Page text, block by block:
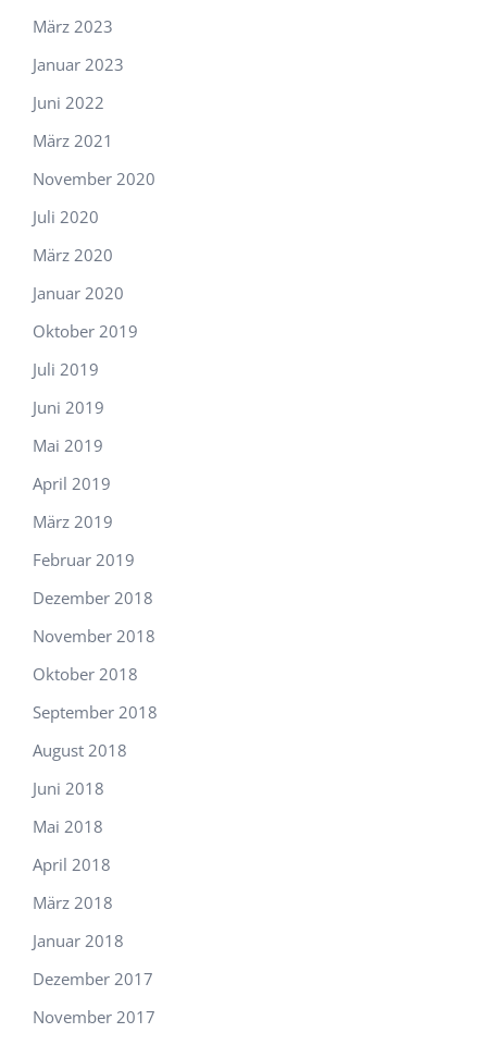
März 2023
Januar 2023
Juni 2022
März 2021
November 2020
Juli 2020
März 2020
Januar 2020
Oktober 2019
Juli 2019
Juni 2019
Mai 2019
April 2019
März 2019
Februar 2019
Dezember 2018
November 2018
Oktober 2018
September 2018
August 2018
Juni 2018
Mai 2018
April 2018
März 2018
Januar 2018
Dezember 2017
November 2017